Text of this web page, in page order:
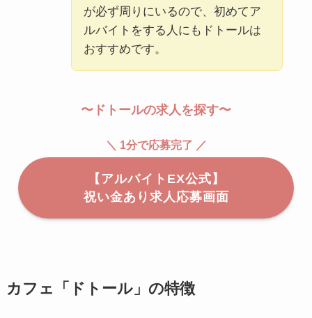
が必ず周りにいるので、初めてア
ルバイトをする人にもドトールは
おすすめです。
〜ドトールの求人を探す〜
＼ 1分で応募完了 ／
【アルバイトEX公式】
祝い金あり求人応募画面
カフェ「ドトール」の特徴